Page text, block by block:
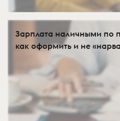
Зарплата наличными по
как оформить и не